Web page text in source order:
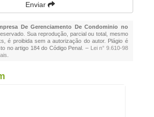
Enviar
De Gerenciamento De Condominio no
Sua reprodução, parcial ou total, mesmo
é proibida sem a autorização do autor. Plágio é
no artigo 184 do Código Penal. – Lei n° 9.610-98